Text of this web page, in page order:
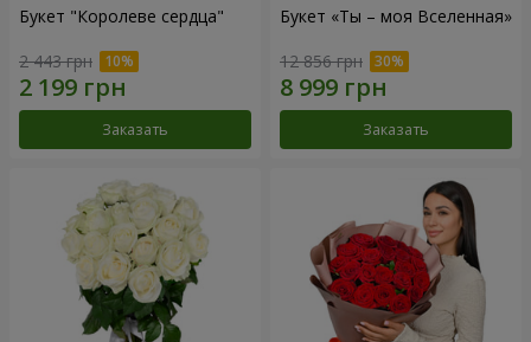
Букет "Королеве сердца"
2 443 грн
Заказать
Букет «Ты – моя Вселенная»
12 856 грн
Заказать